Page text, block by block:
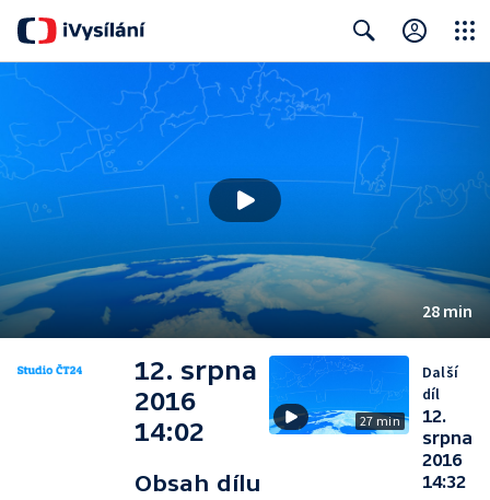
28 min
12. srpna
2016
14:02
Obsah dílu
27 min
Další
díl
12.
srpna
2016
14:32